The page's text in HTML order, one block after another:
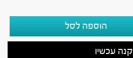
הוספה לסל
קנה עכשיו